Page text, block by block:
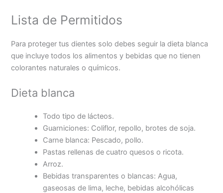
Lista de Permitidos
Para proteger tus dientes solo debes seguir la dieta blanca
que incluye todos los alimentos y bebidas que no tienen
colorantes naturales o químicos.
Dieta blanca
Todo tipo de lácteos.
Guarniciones: Coliflor, repollo, brotes de soja.
Carne blanca: Pescado, pollo.
Pastas rellenas de cuatro quesos o ricota.
Arroz.
Bebidas transparentes o blancas: Agua,
gaseosas de lima, leche, bebidas alcohólicas